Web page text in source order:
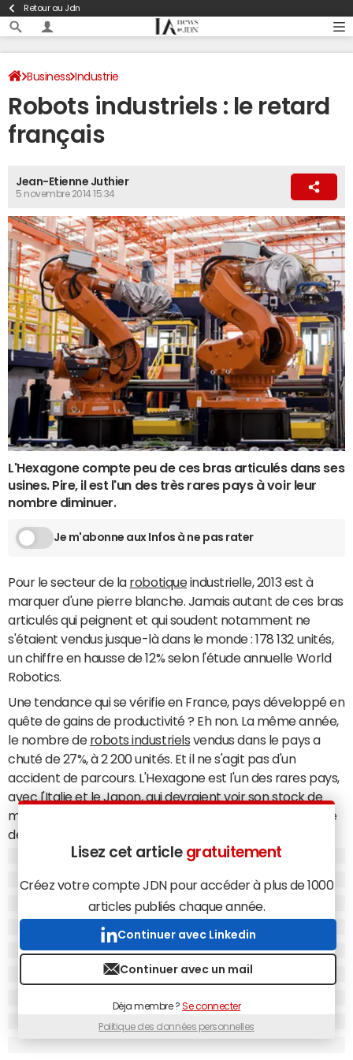
Retour au Jdn
Business Industrie
Robots industriels : le retard
français
Jean-Etienne Juthier
5 novembre 2014 15:34
L'Hexagone compte peu de ces bras articulés dans ses
usines. Pire, il est l'un des très rares pays à voir leur
nombre diminuer.
Je m'abonne aux Infos à ne pas rater
Pour le secteur de la robotiqueindustrielle, 2013 est à
marquer d'une pierre blanche. Jamais autant de ces bras
articulés qui peignent et qui soudent notamment ne
s'étaient vendus jusque-là dans le monde : 178 132 unités,
un chiffre en hausse de 12% selon l'étude annuelle World
Robotics.
Une tendance qui se vérifie en France, pays développé en
quête de gains de productivité ? Eh non. La même année,
le nombre de robots industriels vendus dans le pays a
chuté de 27%, à 2 200 unités. Et il ne s'agit pas d'un
accident de parcours. L'Hexagone est l'un des rares pays,
avec l'Italie et le Japon, qui devraient voir sonstockde
machines diminuer entre 2012 et 2017 : -10% (la plus forte
des trois chutes), à 30 200 unités, contre 33 600 en 2012.
Lisez cet article gratuitement
Créez votre compte JDN pour accéder à plus de 1000
articles publiés chaque année.
Continuer avec Linkedin
Continuer avec un mail
Déja membre ?Se connecter
Politique des données personnelles